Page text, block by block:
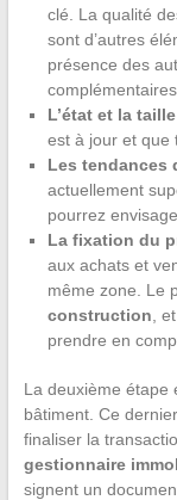
clé. La qualité
sont d’autres
présence des
complémentaires.
L’état et la
est à jour et que
Les tendances
actuellement
pourrez
La fixation du
aux achats et
même zone. Le
construction ,
prendre en
La deuxième étape
bâtiment. Ce
finaliser la
gestionnaire
signent un